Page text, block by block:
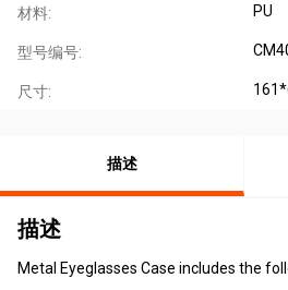
材料: PU
型号编号:
尺寸:
描述
描述
Metal Eyeglasses Case includes the